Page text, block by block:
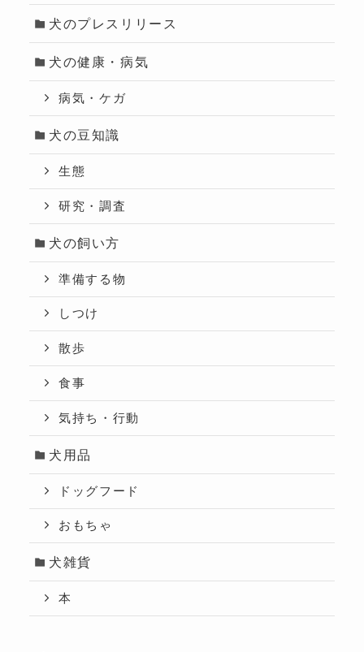
犬のプレスリリース
犬の健康・病気
病気・ケガ
犬の豆知識
生態
研究・調査
犬の飼い方
準備する物
しつけ
散歩
食事
気持ち・行動
犬用品
ドッグフード
おもちゃ
犬雑貨
本